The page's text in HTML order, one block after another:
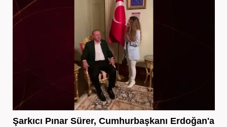
Şarkıcı Pınar Sürer, Cumhurbaşkanı Erdoğan'a